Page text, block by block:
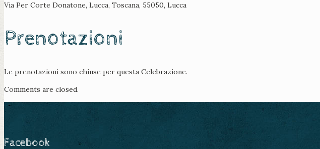
Via Per Corte Donatone, Lucca, Toscana, 55050, Lucca
Prenotazioni
Le prenotazioni sono chiuse per questa Celebrazione.
Comments are closed.
Facebook